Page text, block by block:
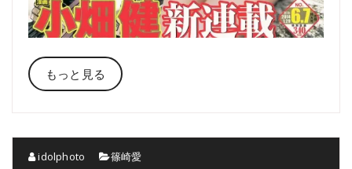
もっと見る
idolphoto 篠崎愛